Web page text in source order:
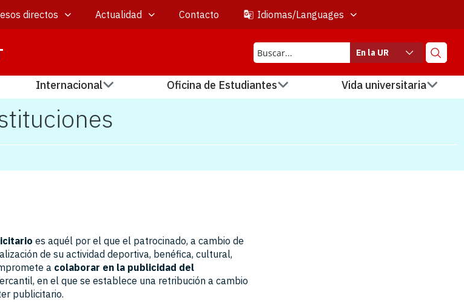
directos Actualidad Contacto Idiomas/Languages
En la UR
Internacional Oficina de Estudiantes Vida universitaria
es aquél por el que el patrocinado, a cambio de
de su actividad deportiva, benéfica, cultural,
a colaborar en la publicidad del
en el que se establece una retribución a cambio
publicitario.